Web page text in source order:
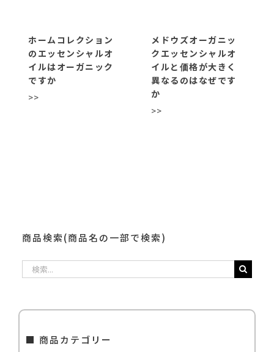
ホームコレクション
のエッセンシャルオ
イルはオーガニック
ですか
>>
メドウズオーガニッ
クエッセンシャルオ
イルと価格が大きく
異なるのはなぜです
か
>>
商品検索(商品名の一部で検索)
索
■ 商品カテゴリー